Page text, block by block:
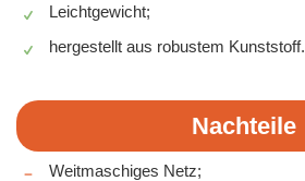
Leichtgewicht;
hergestellt aus robustem Kunststoff.
Nachteile
Weitmaschiges Netz;